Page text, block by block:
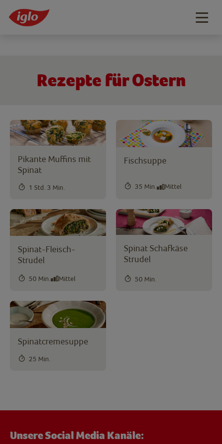
Rezepte für Ostern
Pikante Muffins mit
Spinat
1 Std. 3 Min.
Fischsuppe
35 Min. Mittel
Spinat-Fleisch-
Strudel
50 Min. Mittel
Spinat Schafkäse
Strudel
50 Min.
Spinatcremesuppe
25 Min.
Unsere Social Media Kanäle: